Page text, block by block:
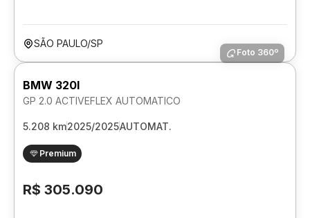
SÃO PAULO/SP
Foto 360º
BMW 320I
GP 2.0 ACTIVEFLEX AUTOMATICO
5.208 km2025/2025AUTOMAT.
Premium
R$ 305.090